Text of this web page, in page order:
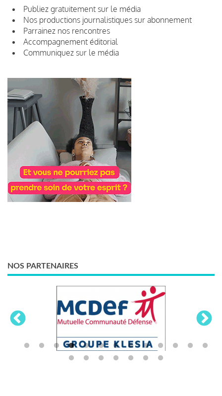
Publiez gratuitement sur le média
Nos productions journalistiques sur abonnement
Parrainez nos rencontres
Accompagnement éditorial
Communiquez sur le média
NOS PARTENAIRES